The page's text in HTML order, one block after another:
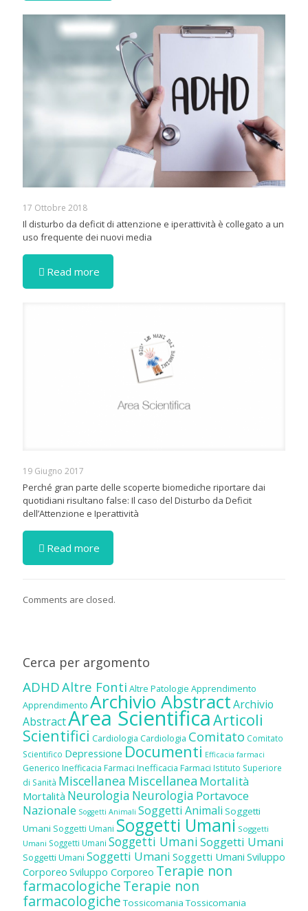
17 Ottobre 2018
Il disturbo da deficit di attenzione e iperattività è collegato a un
uso frequente dei nuovi media
Read more
19 Giugno 2017
Perché gran parte delle scoperte biomediche riportare dai
quotidiani risultano false: Il caso del Disturbo da Deficit
dell’Attenzione e Iperattività
Read more
Comments are closed.
Cerca per argomento
ADHDAltre Fonti Altre Patologie Apprendimento
Apprendimento Archivio AbstractArchivio
AbstractArea ScientificaArticoli
Scientifici Cardiologia Cardiologia Comitato Comitato
Scientifico Depressione Documenti Efficacia farmaci
Generico Inefficacia Farmaci Inefficacia Farmaci Istituto Superiore
di Sanità Miscellanea Miscellanea Mortalità
Mortalità Neurologia Neurologia Portavoce
Nazionale Soggetti Animali Soggetti Animali Soggetti
Umani Soggetti Umani Soggetti Umani Soggetti
Umani Soggetti Umani Soggetti UmaniSoggetti Umani
Soggetti Umani Soggetti Umani Soggetti Umani Sviluppo
Corporeo Sviluppo Corporeo Terapie non
farmacologicheTerapie non
farmacologiche Tossicomania Tossicomania